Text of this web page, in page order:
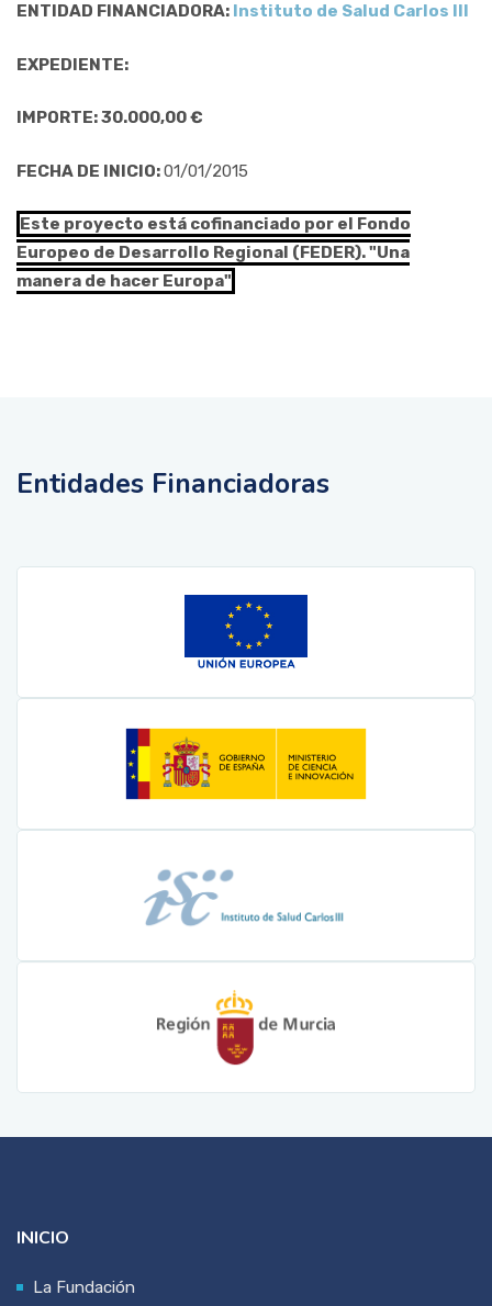
ENTIDAD FINANCIADORA: Instituto de Salud Carlos III
EXPEDIENTE:
IMPORTE: 30.000,00 €
FECHA DE INICIO:01/01/2015
Este proyecto está cofinanciado por el Fondo
Europeo de Desarrollo Regional (FEDER). "Una
manera de hacer Europa"
Entidades Financiadoras
INICIO
La Fundación